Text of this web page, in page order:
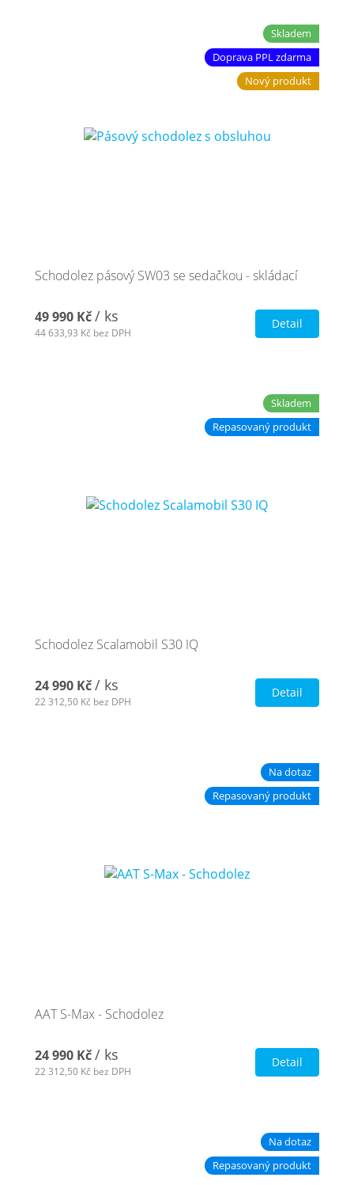
Skladem
Doprava PPL zdarma
Nový produkt
Schodolez pásový SW03 se sedačkou - skládací
49 990 Kč/ ks
44 633,93 Kč bez DPH
Detail
Skladem
Repasovaný produkt
Schodolez Scalamobil S30 IQ
24 990 Kč/ ks
22 312,50 Kč bez DPH
Detail
Na dotaz
Repasovaný produkt
AAT S-Max - Schodolez
24 990 Kč/ ks
22 312,50 Kč bez DPH
Detail
Na dotaz
Repasovaný produkt